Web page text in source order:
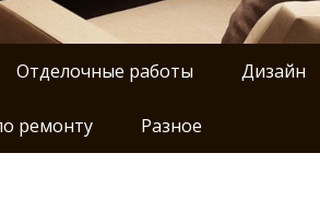
Отделочные работы Дизайн
ремонту Разное